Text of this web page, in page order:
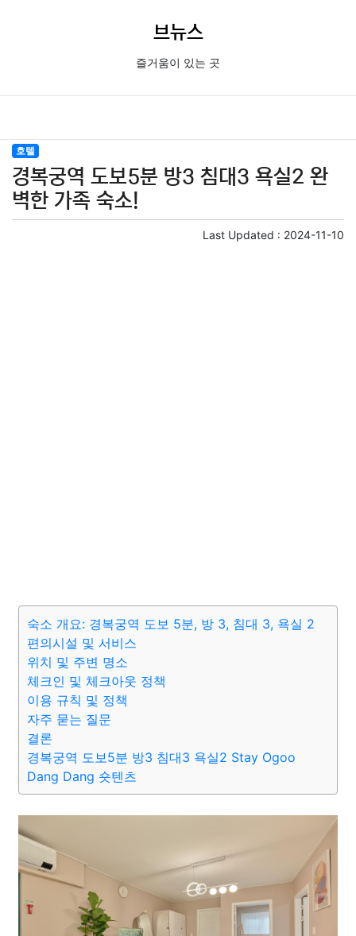
브뉴스
즐거움이 있는 곳
호텔
경복궁역 도보5분 방3 침대3 욕실2 완
벽한 가족 숙소!
Last Updated : 2024-11-10
숙소 개요: 경복궁역 도보 5분, 방 3, 침대 3, 욕실 2
편의시설 및 서비스
위치 및 주변 명소
체크인 및 체크아웃 정책
이용 규칙 및 정책
자주 묻는 질문
결론
경복궁역 도보5분 방3 침대3 욕실2 Stay Ogoo
Dang Dang 숏텐츠